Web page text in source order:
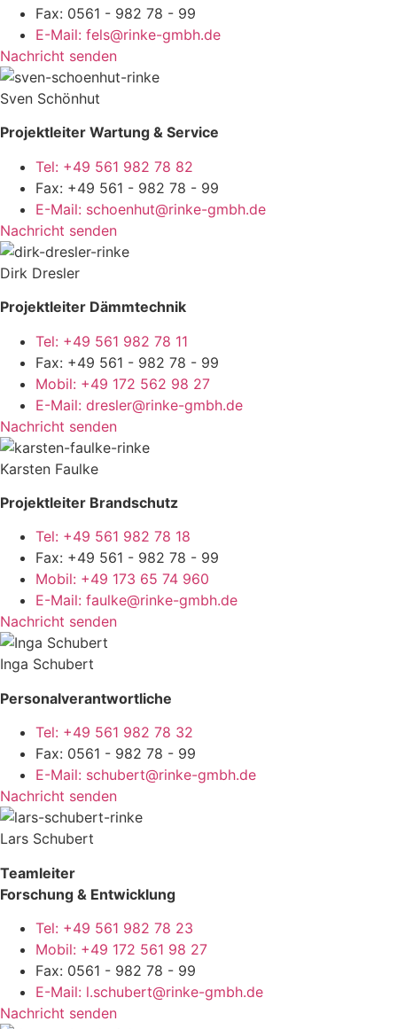
Fax: 0561 - 982 78 - 99
E-Mail: fels@rinke-gmbh.de
Nachricht senden
Sven Schönhut
Projektleiter Wartung & Service
Tel: +49 561 982 78 82
Fax: +49 561 - 982 78 - 99
E-Mail: schoenhut@rinke-gmbh.de
Nachricht senden
Dirk Dresler
Projektleiter Dämmtechnik
Tel: +49 561 982 78 11
Fax: +49 561 - 982 78 - 99
Mobil: +49 172 562 98 27
E-Mail: dresler@rinke-gmbh.de
Nachricht senden
Karsten Faulke
Projektleiter Brandschutz
Tel: +49 561 982 78 18
Fax: +49 561 - 982 78 - 99
Mobil: +49 173 65 74 960
E-Mail: faulke@rinke-gmbh.de
Nachricht senden
Inga Schubert
Personalverantwortliche
Tel: +49 561 982 78 32
Fax: 0561 - 982 78 - 99
E-Mail: schubert@rinke-gmbh.de
Nachricht senden
Lars Schubert
Teamleiter
Forschung & Entwicklung
Tel: +49 561 982 78 23
Mobil: +49 172 561 98 27
Fax: 0561 - 982 78 - 99
E-Mail: l.schubert@rinke-gmbh.de
Nachricht senden